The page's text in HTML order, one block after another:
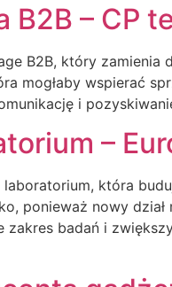
B2B – CP
B2B, który zamienia
mogłaby wspierać
i
–
która
ponieważ nowy
zakres badań i